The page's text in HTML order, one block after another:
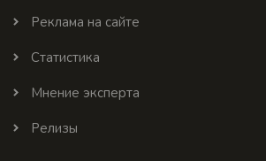
Реклама на сайте
Статистика
Мнение эксперта
Релизы